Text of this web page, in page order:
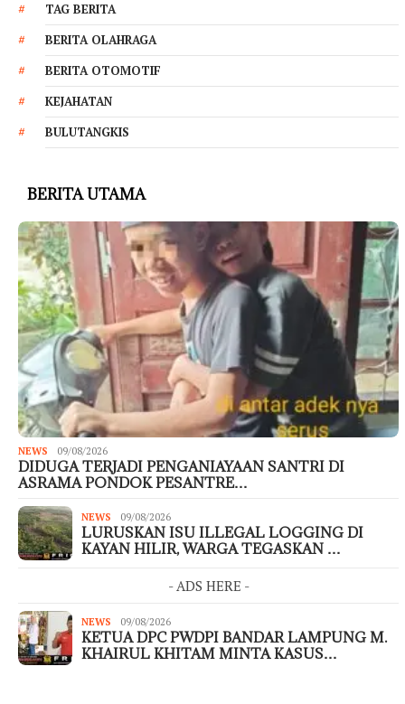
TAG BERITA
BERITA OLAHRAGA
BERITA OTOMOTIF
KEJAHATAN
BULUTANGKIS
BERITA UTAMA
NEWS 09/08/2026
DIDUGA TERJADI PENGANIAYAAN SANTRI DI
ASRAMA PONDOK PESANTRE…
NEWS 09/08/2026
LURUSKAN ISU ILLEGAL LOGGING DI
KAYAN HILIR, WARGA TEGASKAN …
- ADS HERE -
NEWS 09/08/2026
KETUA DPC PWDPI BANDAR LAMPUNG M.
KHAIRUL KHITAM MINTA KASUS…